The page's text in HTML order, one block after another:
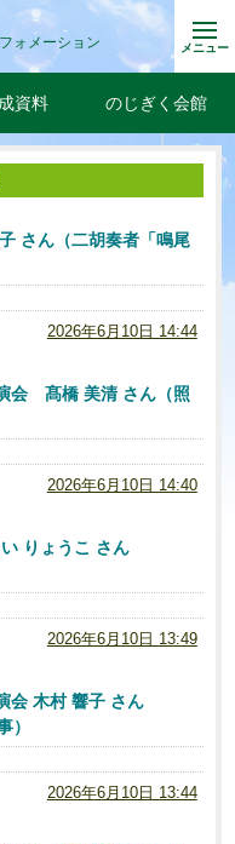
ォメーション メニュー
資料 のじぎく会館
さん（二胡奏者「鳴尾
2026年6月10日 14:44
会 髙橋 美清 さん（照
2026年6月10日 14:40
りょうこ さん
2026年6月10日 13:49
会 木村 響子 さん
）
2026年6月10日 13:44